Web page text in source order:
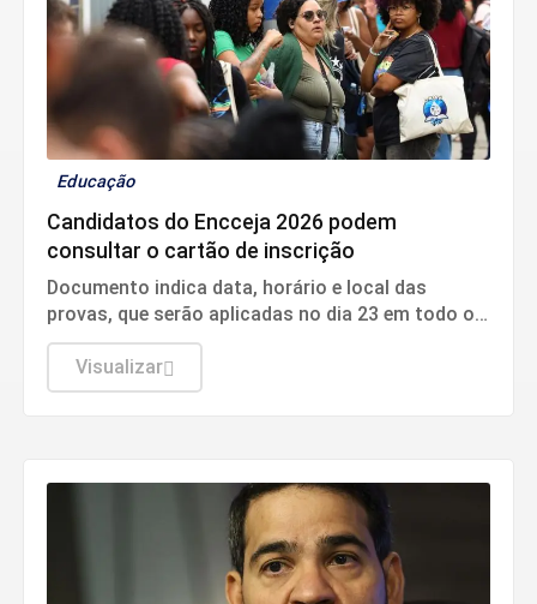
Educação
Candidatos do Encceja 2026 podem
consultar o cartão de inscrição
Documento indica data, horário e local das
provas, que serão aplicadas no dia 23 em todo o
país.
Visualizar